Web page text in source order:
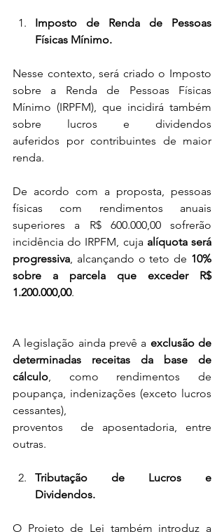
Imposto de Renda de Pessoas
Físicas Mínimo.
Nesse contexto, será criado o Imposto
sobre a Renda de Pessoas Físicas
Mínimo (IRPFM), que incidirá também
sobre lucros e dividendos
auferidos por contribuintes de maior
renda.
De acordo com a proposta, pessoas
físicas com rendimentos anuais
superiores a R$ 600.000,00 sofrerão
incidência do IRPFM, cuja alíquota será
progressiva, alcançando o teto de 10%
sobre a parcela que exceder R$
1.200.000,00.
A legislação ainda prevê a exclusão de
determinadas receitas da base de
cálculo, como rendimentos de
poupança, indenizações (exceto lucros
cessantes),
proventos  de aposentadoria, entre
outras.
Tributação de Lucros e
Dividendos.
O Projeto de Lei também introduz a